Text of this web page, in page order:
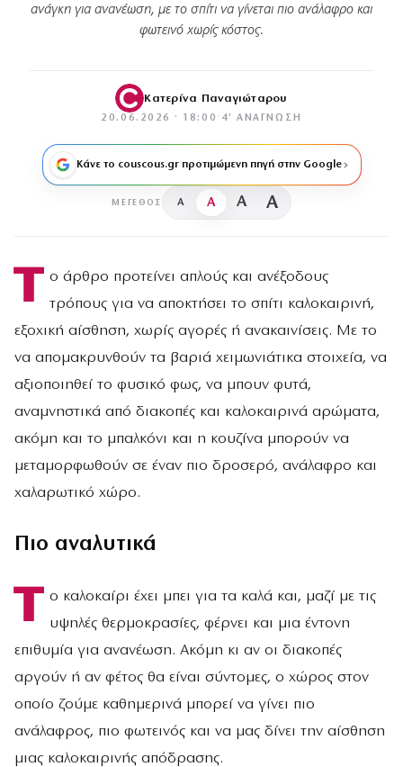
ανάγκη για ανανέωση, με το σπίτι να γίνεται πιο ανάλαφρο και
φωτεινό χωρίς κόστος.
Κατερίνα Παναγιώταρου
20.06.2026 · 18:00 · 4′ ΑΝΆΓΝΩΣΗ
Κάνε το couscous.gr προτιμώμενη πηγή στην Google
ΜΈΓΕΘΟΣ A A A A
Τ ο άρθρο προτείνει απλούς και ανέξοδους
τρόπους για να αποκτήσει το σπίτι καλοκαιρινή,
εξοχική αίσθηση, χωρίς αγορές ή ανακαινίσεις. Με το
να απομακρυνθούν τα βαριά χειμωνιάτικα στοιχεία, να
αξιοποιηθεί το φυσικό φως, να μπουν φυτά,
αναμνηστικά από διακοπές και καλοκαιρινά αρώματα,
ακόμη και το μπαλκόνι και η κουζίνα μπορούν να
μεταμορφωθούν σε έναν πιο δροσερό, ανάλαφρο και
χαλαρωτικό χώρο.
Πιο αναλυτικά
Τ ο καλοκαίρι έχει μπει για τα καλά και, μαζί με τις
υψηλές θερμοκρασίες, φέρνει και μια έντονη
επιθυμία για ανανέωση. Ακόμη κι αν οι διακοπές
αργούν ή αν φέτος θα είναι σύντομες, ο χώρος στον
οποίο ζούμε καθημερινά μπορεί να γίνει πιο
ανάλαφρος, πιο φωτεινός και να μας δίνει την αίσθηση
μιας καλοκαιρινής απόδρασης.